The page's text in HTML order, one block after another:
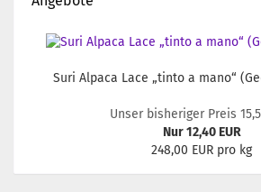
Suri Alpaca Lace „tinto a mano“
Unser bisheriger Preis
Nur 12,40 EUR
248,00 EUR pro kg